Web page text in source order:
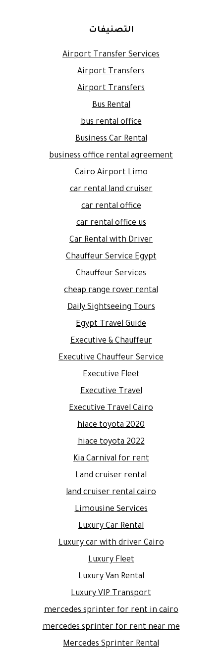
التصنيفات
Airport Transfer Services
Airport Transfers
Airport Transfers
Bus Rental
bus rental office
Business Car Rental
business office rental agreement
Cairo Airport Limo
car rental land cruiser
car rental office
car rental office us
Car Rental with Driver
Chauffeur Service Egypt
Chauffeur Services
cheap range rover rental
Daily Sightseeing Tours
Egypt Travel Guide
Executive & Chauffeur
Executive Chauffeur Service
Executive Fleet
Executive Travel
Executive Travel Cairo
hiace toyota 2020
hiace toyota 2022
Kia Carnival for rent
Land cruiser rental
land cruiser rental cairo
Limousine Services
Luxury Car Rental
Luxury car with driver Cairo
Luxury Fleet
Luxury Van Rental
Luxury VIP Transport
mercedes sprinter for rent in cairo
mercedes sprinter for rent near me
Mercedes Sprinter Rental